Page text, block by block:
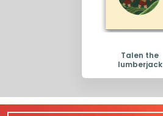
Talen the
lumberjack